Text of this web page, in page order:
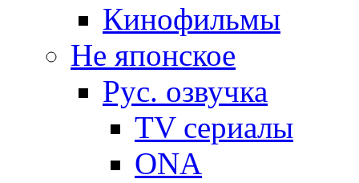
Кинофильмы
Не японское
Рус. озвучка
TV сериалы
ONA